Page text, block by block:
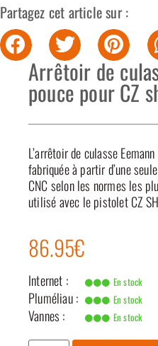
Partagez cet article sur :
Arrêtoir de
pouce pour CZ
L’arrêtoir de culasse
fabriquée à partir d’une
CNC selon les normes les
utilisé avec le pistolet CZ
86.95€
Internet : En stock
Pluméliau : En stock
Vannes : En stock